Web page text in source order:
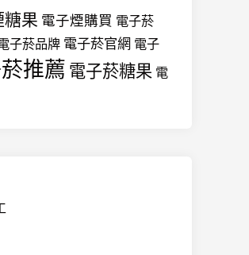
糖果 電子煙購買 電子菸
子菸品牌 電子菸官網 電子
推薦 電子菸糖果 電